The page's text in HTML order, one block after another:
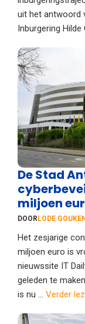
uit het antwoord
Inburgering Hilde
De Stad
miljoen
DOOR LODE
Het zesjarige
miljoen euro is
nieuwssite IT
geleden te
is nu ... Verder